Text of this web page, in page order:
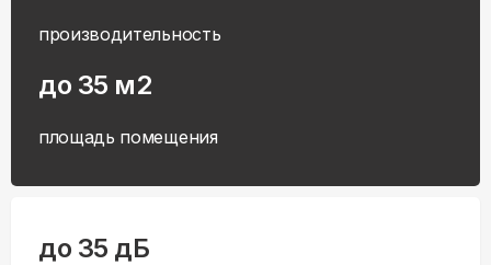
производительность
до 35 м2
площадь помещения
до 35 дБ